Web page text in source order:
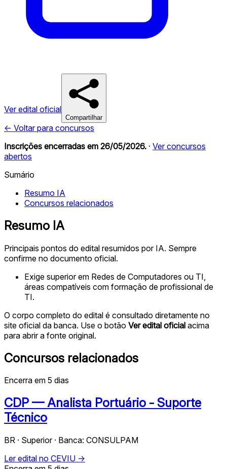
Ver edital oficial
Compartilhar
← Voltar para concursos
Inscrições encerradas em 26/05/2026. · Ver concursos
abertos
Sumário
Resumo IA
Concursos relacionados
Resumo IA
Principais pontos do edital resumidos por IA. Sempre
confirme no documento oficial.
Exige superior em Redes de Computadores ou TI,
áreas compatíveis com formação de profissional de
TI.
O corpo completo do edital é consultado diretamente no
site oficial da banca. Use o botão Ver edital oficial acima
para abrir a fonte original.
Concursos relacionados
Encerra em 5 dias
CDP — Analista Portuário - Suporte
Técnico
BR · Superior · Banca: CONSULPAM
Ler edital no CEVIU →